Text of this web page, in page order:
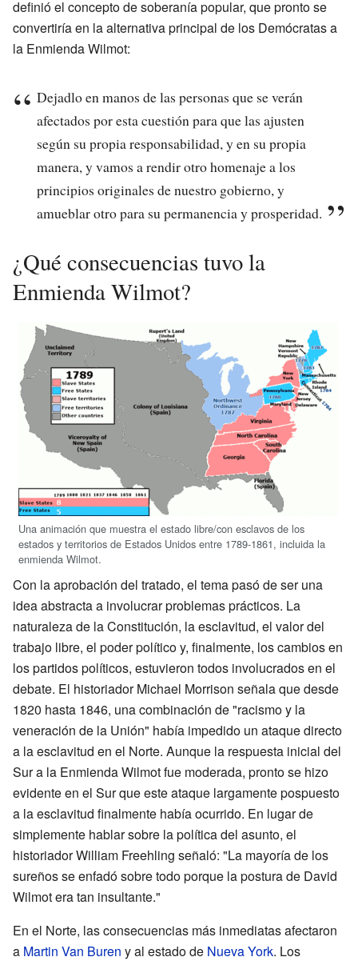
definió el concepto de soberanía popular, que pronto se
convertiría en la alternativa principal de los Demócratas a
la Enmienda Wilmot:
Dejadlo en manos de las personas que se verán
afectados por esta cuestión para que las ajusten
según su propia responsabilidad, y en su propia
manera, y vamos a rendir otro homenaje a los
principios originales de nuestro gobierno, y
amueblar otro para su permanencia y prosperidad.
¿Qué consecuencias tuvo la
Enmienda Wilmot?
Una animación que muestra el estado libre/con esclavos de los
estados y territorios de Estados Unidos entre 1789-1861, incluida la
enmienda Wilmot.
Con la aprobación del tratado, el tema pasó de ser una
idea abstracta a involucrar problemas prácticos. La
naturaleza de la Constitución, la esclavitud, el valor del
trabajo libre, el poder político y, finalmente, los cambios en
los partidos políticos, estuvieron todos involucrados en el
debate. El historiador Michael Morrison señala que desde
1820 hasta 1846, una combinación de "racismo y la
veneración de la Unión" había impedido un ataque directo
a la esclavitud en el Norte. Aunque la respuesta inicial del
Sur a la Enmienda Wilmot fue moderada, pronto se hizo
evidente en el Sur que este ataque largamente pospuesto
a la esclavitud finalmente había ocurrido. En lugar de
simplemente hablar sobre la política del asunto, el
historiador William Freehling señaló: "La mayoría de los
sureños se enfadó sobre todo porque la postura de David
Wilmot era tan insultante."
En el Norte, las consecuencias más inmediatas afectaron
a Martin Van Buren y al estado de Nueva York. Los